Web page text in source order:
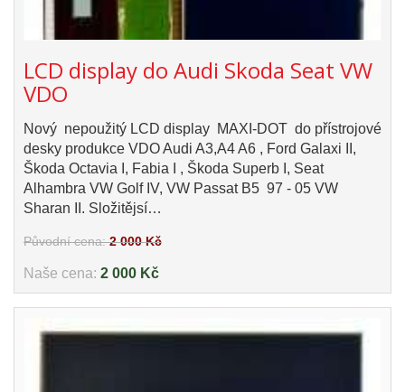
LCD display do Audi Skoda Seat VW
VDO
Nový nepoužitý LCD display MAXI-DOT do přístrojové
desky produkce VDO Audi A3,A4 A6 , Ford Galaxi II,
Škoda Octavia I, Fabia I , Škoda Superb I, Seat
Alhambra VW Golf IV, VW Passat B5 97 - 05 VW
Sharan II. Složitějsí…
Původní cena:2 000 Kč
Naše cena: 2 000 Kč